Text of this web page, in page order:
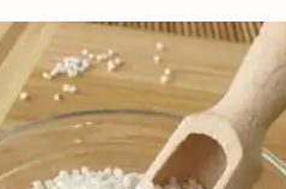
முதல்
2023 02:06 pm